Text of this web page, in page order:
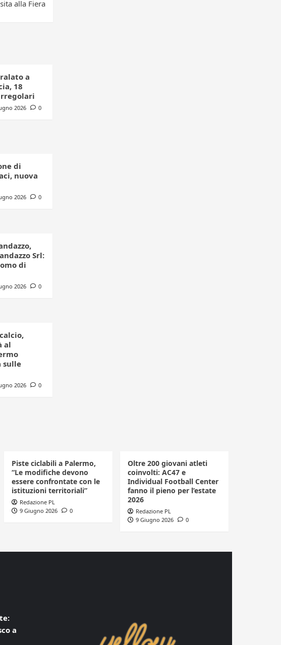
alla Fiera
a
18
2026 0
di
nuova
2026 0
Srl:
di
2026 0
al
sulle
2026 0
Piste ciclabili a Palermo,
“Le modifiche devono
essere confrontate con le
istituzioni territoriali”
Redazione PL
9 Giugno 2026
0
Oltre 200 giovani atleti
coinvolti: AC47 e
Individual Football Center
fanno il pieno per l’estate
2026
Redazione PL
9 Giugno 2026
0
a